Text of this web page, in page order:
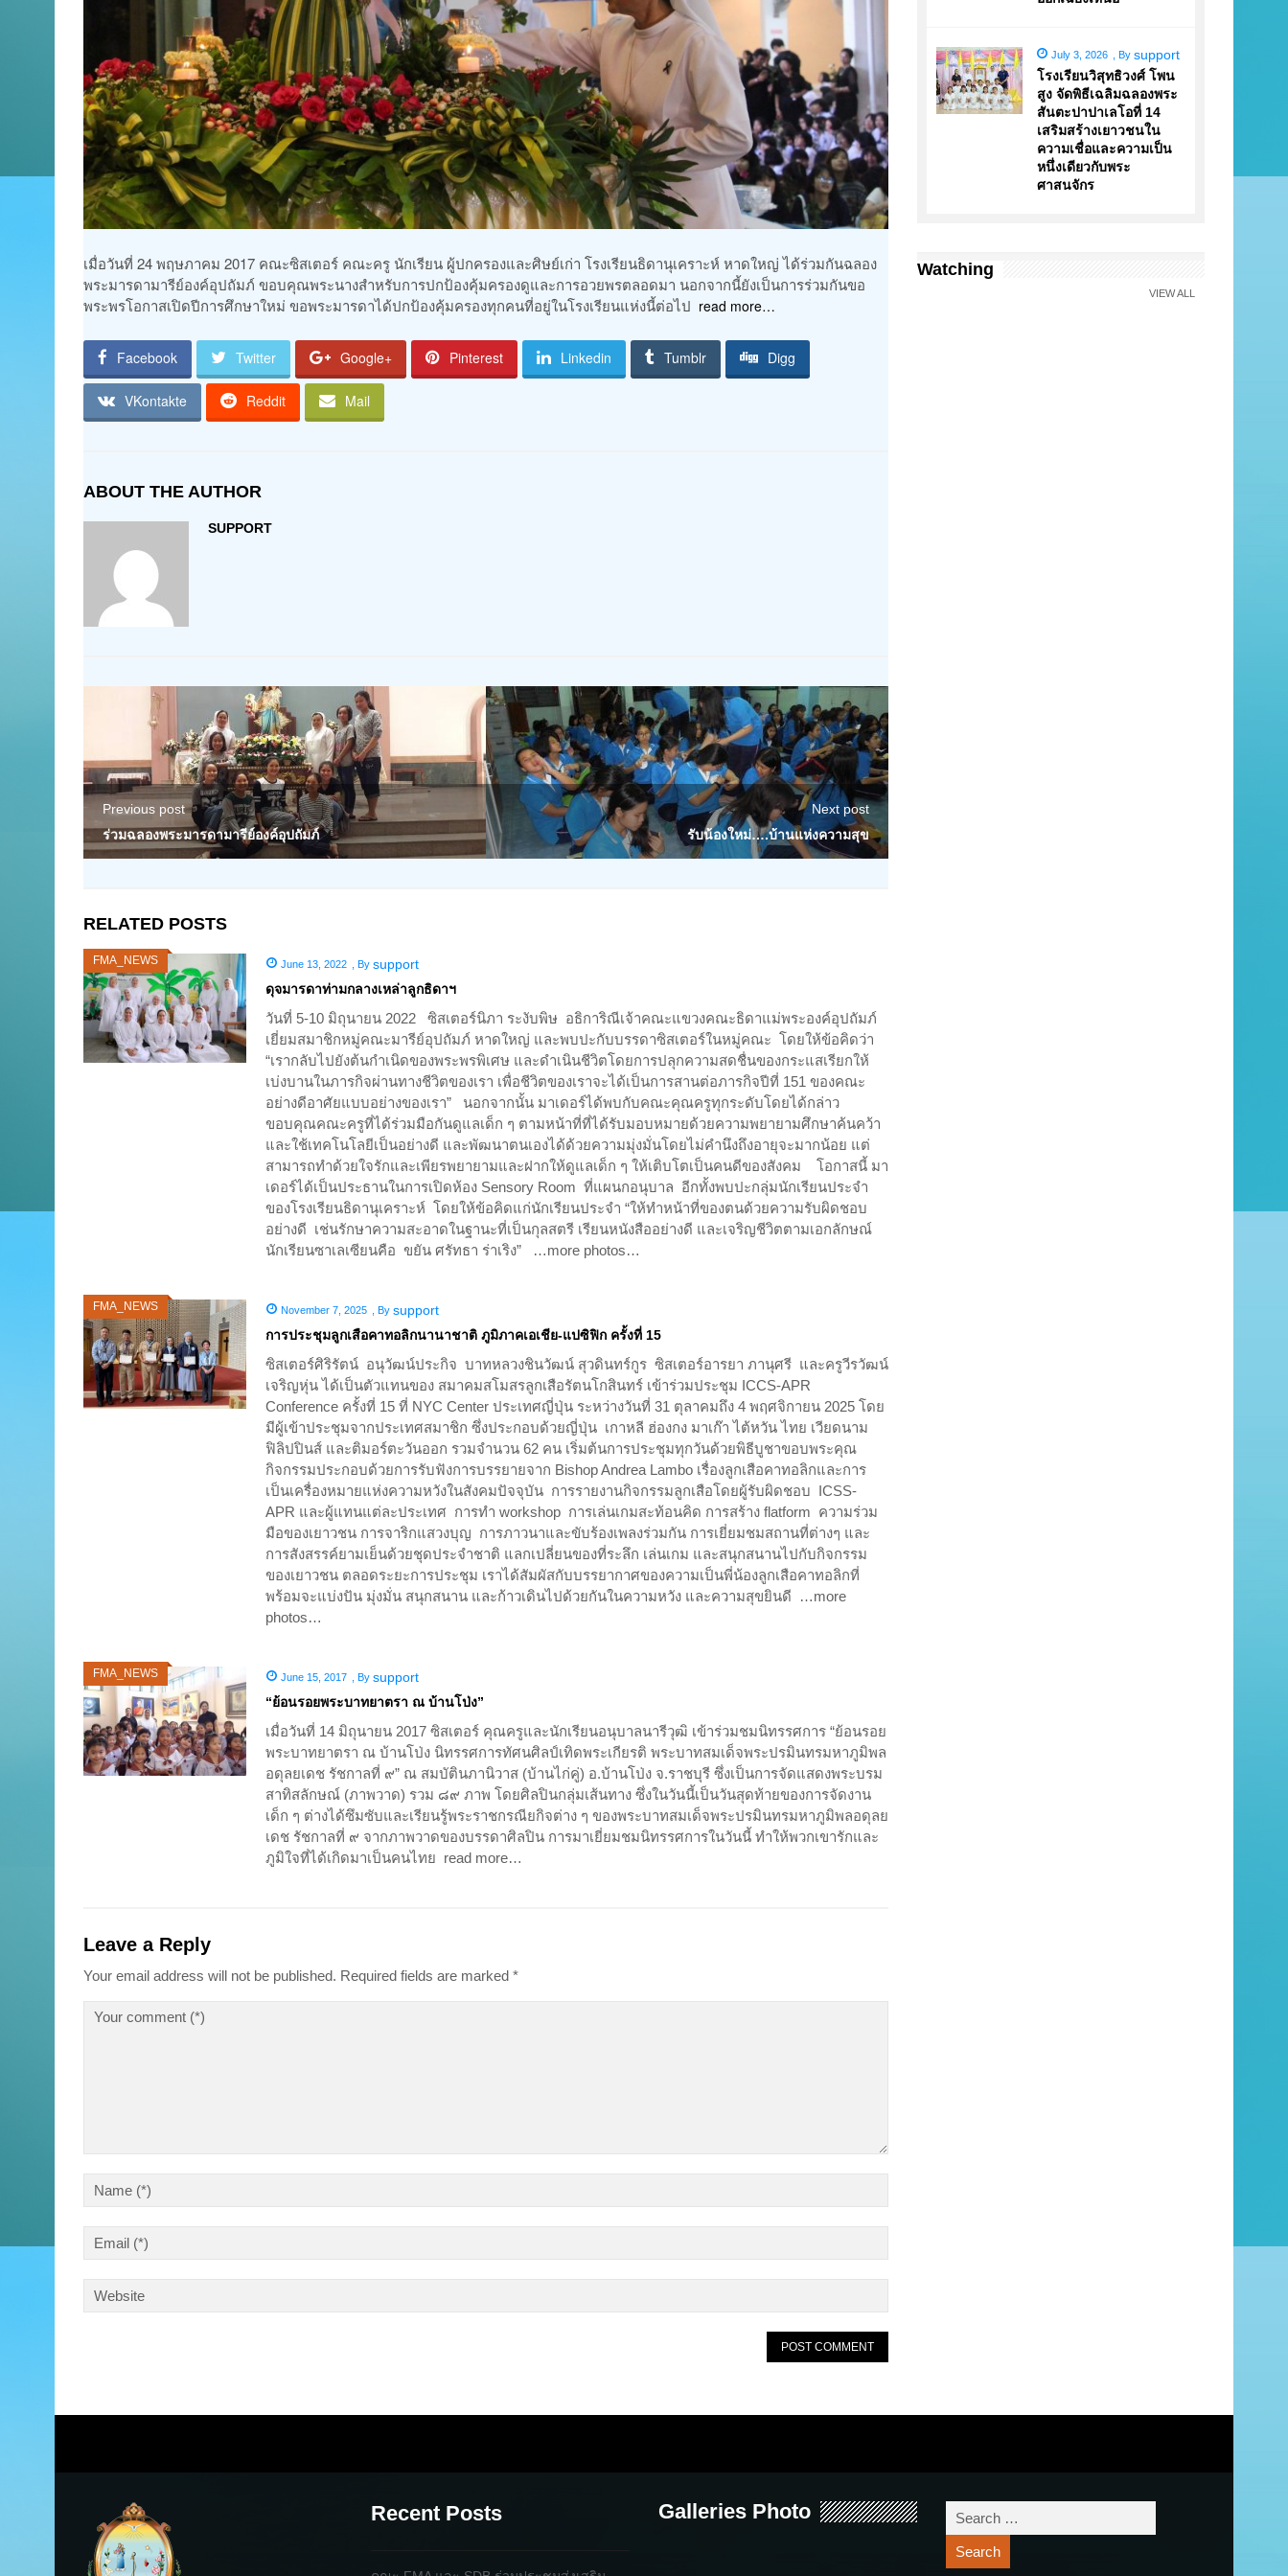
เมื่อวันที่ 24 พฤษภาคม 2017 คณะซิสเตอร์ คณะครู นักเรียน ผู้ปกครองและศิษย์เก่า โรงเรียนธิดานุเคราะห์ หาดใหญ่ ได้ร่วมกันฉลอง
พระมารดามารีย์องค์อุปถัมภ์ ขอบคุณพระนางสำหรับการปกป้องคุ้มครองดูและการอวยพรตลอดมา นอกจากนี้ยังเป็นการร่วมกันขอ
พระพรโอกาสเปิดปีการศึกษาใหม่ ขอพระมารดาได้ปกป้องคุ้มครองทุกคนที่อยู่ในโรงเรียนแห่งนี้ต่อไป read more…
Facebook Twitter Google+ Pinterest Linkedin Tumblr Digg
VKontakte Reddit Mail
ABOUT THE AUTHOR
SUPPORT
Previous post
ร่วมฉลองพระมารดามารีย์องค์อุปถัมภ์
Next post
รับน้องใหม่….บ้านแห่งความสุข
RELATED POSTS
FMA_NEWS June 13, 2022 By support
ดุจมารดาท่ามกลางเหล่าลูกธิดาฯ
วันที่ 5-10 มิถุนายน 2022 ซิสเตอร์นิภา ระงับพิษ อธิการิณีเจ้าคณะแขวงคณะธิดาแม่พระองค์อุปถัมภ์
เยี่ยมสมาชิกหมู่คณะมารีย์อุปถัมภ์ หาดใหญ่ และพบปะกับบรรดาซิสเตอร์ในหมู่คณะ โดยให้ข้อคิดว่า
“เรากลับไปยังต้นกำเนิดของพระพรพิเศษ และดำเนินชีวิตโดยการปลุกความสดชื่นของกระแสเรียกให้
เบ่งบานในภารกิจผ่านทางชีวิตของเรา เพื่อชีวิตของเราจะได้เป็นการสานต่อภารกิจปีที่ 151 ของคณะ
อย่างดีอาศัยแบบอย่างของเรา” นอกจากนั้น มาเดอร์ได้พบกับคณะคุณครูทุกระดับโดยได้กล่าว
ขอบคุณคณะครูที่ได้ร่วมมือกันดูแลเด็ก ๆ ตามหน้าที่ที่ได้รับมอบหมายด้วยความพยายามศึกษาค้นคว้า
และใช้เทคโนโลยีเป็นอย่างดี และพัฒนาตนเองได้ด้วยความมุ่งมั่นโดยไม่คำนึงถึงอายุจะมากน้อย แต่
สามารถทำด้วยใจรักและเพียรพยายามและฝากให้ดูแลเด็ก ๆ ให้เติบโตเป็นคนดีของสังคม โอกาสนี้ มา
เดอร์ได้เป็นประธานในการเปิดห้อง Sensory Room ที่แผนกอนุบาล อีกทั้งพบปะกลุ่มนักเรียนประจำ
ของโรงเรียนธิดานุเคราะห์ โดยให้ข้อคิดแก่นักเรียนประจำ “ให้ทำหน้าที่ของตนด้วยความรับผิดชอบ
อย่างดี เช่นรักษาความสะอาดในฐานะที่เป็นกุลสตรี เรียนหนังสืออย่างดี และเจริญชีวิตตามเอกลักษณ์
นักเรียนซาเลเซียนคือ ขยัน ศรัทธา ร่าเริง” …more photos…
FMA_NEWS November 7, 2025 By support
การประชุมลูกเสือคาทอลิกนานาชาติ ภูมิภาคเอเชีย-แปซิฟิก ครั้งที่ 15
ซิสเตอร์ศิริรัตน์ อนุวัฒน์ประกิจ บาทหลวงชินวัฒน์ สุวดินทร์กูร ซิสเตอร์อารยา ภานุศรี และครูวีรวัฒน์
เจริญหุ่น ได้เป็นตัวแทนของ สมาคมสโมสรลูกเสือรัตนโกสินทร์ เข้าร่วมประชุม ICCS-APR
Conference ครั้งที่ 15 ที่ NYC Center ประเทศญี่ปุ่น ระหว่างวันที่ 31 ตุลาคมถึง 4 พฤศจิกายน 2025 โดย
มีผู้เข้าประชุมจากประเทศสมาชิก ซึ่งประกอบด้วยญี่ปุ่น เกาหลี ฮ่องกง มาเก๊า ไต้หวัน ไทย เวียดนาม
ฟิลิปปินส์ และติมอร์ตะวันออก รวมจำนวน 62 คน เริ่มต้นการประชุมทุกวันด้วยพิธีบูชาขอบพระคุณ
กิจกรรมประกอบด้วยการรับฟังการบรรยายจาก Bishop Andrea Lambo เรื่องลูกเสือคาทอลิกและการ
เป็นเครื่องหมายแห่งความหวังในสังคมปัจจุบัน การรายงานกิจกรรมลูกเสือโดยผู้รับผิดชอบ ICSS-
APR และผู้แทนแต่ละประเทศ การทำ workshop การเล่นเกมสะท้อนคิด การสร้าง flatform ความร่วม
มือของเยาวชน การจาริกแสวงบุญ การภาวนาและขับร้องเพลงร่วมกัน การเยี่ยมชมสถานที่ต่างๆ และ
การสังสรรค์ยามเย็นด้วยชุดประจำชาติ แลกเปลี่ยนของที่ระลึก เล่นเกม และสนุกสนานไปกับกิจกรรม
ของเยาวชน ตลอดระยะการประชุม เราได้สัมผัสกับบรรยากาศของความเป็นพี่น้องลูกเสือคาทอลิกที่
พร้อมจะแบ่งปัน มุ่งมั่น สนุกสนาน และก้าวเดินไปด้วยกันในความหวัง และความสุขยินดี …more
photos…
FMA_NEWS June 15, 2017 By support
“ย้อนรอยพระบาทยาตรา ณ บ้านโป่ง”
เมื่อวันที่ 14 มิถุนายน 2017 ซิสเตอร์ คุณครูและนักเรียนอนุบาลนารีวุฒิ เข้าร่วมชมนิทรรศการ “ย้อนรอย
พระบาทยาตรา ณ บ้านโป่ง นิทรรศการทัศนศิลป์เทิดพระเกียรติ พระบาทสมเด็จพระปรมินทรมหาภูมิพล
อดุลยเดช รัชกาลที่ ๙” ณ สมบัตินภานิวาส (บ้านไก่คู่) อ.บ้านโป่ง จ.ราชบุรี ซึ่งเป็นการจัดแสดงพระบรม
สาทิสลักษณ์ (ภาพวาด) รวม ๘๙ ภาพ โดยศิลปินกลุ่มเส้นทาง ซึ่งในวันนี้เป็นวันสุดท้ายของการจัดงาน
เด็ก ๆ ต่างได้ซึมซับและเรียนรู้พระราชกรณียกิจต่าง ๆ ของพระบาทสมเด็จพระปรมินทรมหาภูมิพลอดุลย
เดช รัชกาลที่ ๙ จากภาพวาดของบรรดาศิลปิน การมาเยี่ยมชมนิทรรศการในวันนี้ ทำให้พวกเขารักและ
ภูมิใจที่ได้เกิดมาเป็นคนไทย read more…
Leave a Reply
Your email address will not be published. Required fields are marked *
July 3, 2026 By support
โรงเรียนวิสุทธิวงศ์ โพน
สูง จัดพิธีเฉลิมฉลองพระ
สันตะปาปาเลโอที่ 14
เสริมสร้างเยาวชนใน
ความเชื่อและความเป็น
หนึ่งเดียวกับพระ
ศาสนจักร
Watching
VIEW ALL
Recent Posts Galleries Photo